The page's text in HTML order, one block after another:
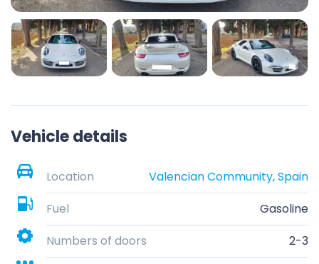
Vehicle details
Location
Valencian Community, Spain
Fuel
Gasoline
Numbers of doors
2-3